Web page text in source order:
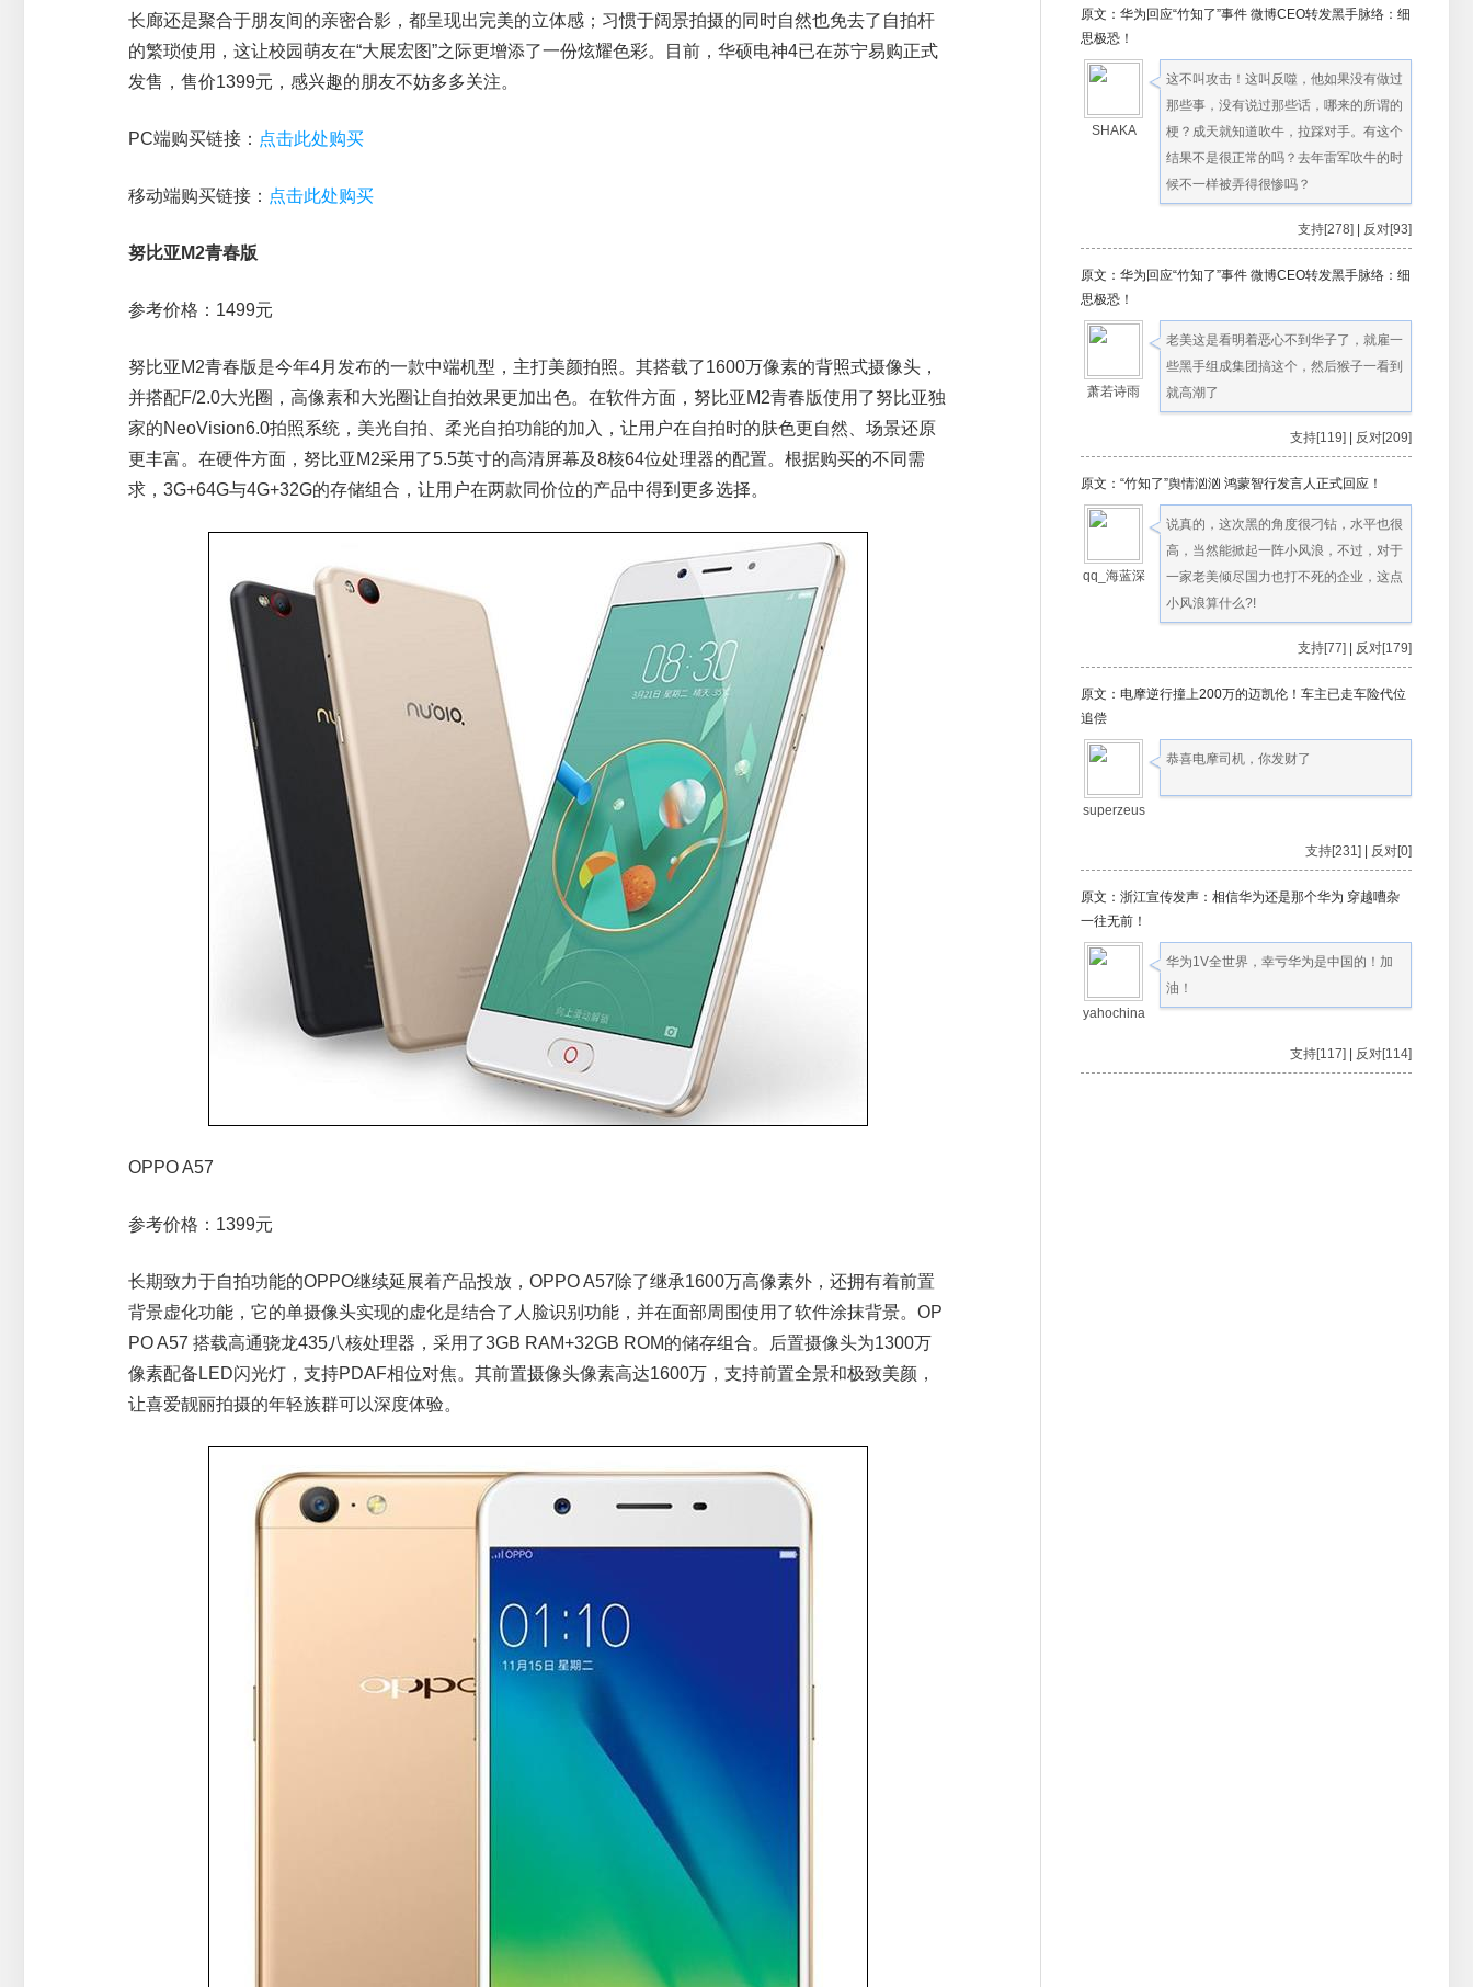
长廊还是聚合于朋友间的亲密合影，都呈现出完美的立体感；习惯于阔景拍摄的同时自然也免去了自拍杆
的繁琐使用，这让校园萌友在“大展宏图”之际更增添了一份炫耀色彩。目前，华硕电神4已在苏宁易购正式
发售，售价1399元，感兴趣的朋友不妨多多关注。
PC端购买链接： 点击此处购买
移动端购买链接： 点击此处购买
努比亚M2青春版
参考价格：1499元
努比亚M2青春版是今年4月发布的一款中端机型，主打美颜拍照。其搭载了1600万像素的背照式摄像头，
并搭配F/2.0大光圈，高像素和大光圈让自拍效果更加出色。在软件方面，努比亚M2青春版使用了努比亚独
家的NeoVision6.0拍照系统，美光自拍、柔光自拍功能的加入，让用户在自拍时的肤色更自然、场景还原
更丰富。在硬件方面，努比亚M2采用了5.5英寸的高清屏幕及8核64位处理器的配置。根据购买的不同需
求，3G+64G与4G+32G的存储组合，让用户在两款同价位的产品中得到更多选择。
OPPO A57
参考价格：1399元
长期致力于自拍功能的OPPO继续延展着产品投放，OPPO A57除了继承1600万高像素外，还拥有着前置
背景虚化功能，它的单摄像头实现的虚化是结合了人脸识别功能，并在面部周围使用了软件涂抹背景。OP
PO A57 搭载高通骁龙435八核处理器，采用了3GB RAM+32GB ROM的储存组合。后置摄像头为1300万
像素配备LED闪光灯，支持PDAF相位对焦。其前置摄像头像素高达1600万，支持前置全景和极致美颜，
让喜爱靓丽拍摄的年轻族群可以深度体验。
原文：华为回应“竹知了”事件 微博CEO转发黑手脉络：细
思极恐！
SHAKA
这不叫攻击！这叫反噬，他如果没有做过
那些事，没有说过那些话，哪来的所谓的
梗？成天就知道吹牛，拉踩对手。有这个
结果不是很正常的吗？去年雷军吹牛的时
候不一样被弄得很惨吗？
支持[278] 反对[93]
原文：华为回应“竹知了”事件 微博CEO转发黑手脉络：细
思极恐！
萧若诗雨
老美这是看明着恶心不到华子了，就雇一
些黑手组成集团搞这个，然后猴子一看到
就高潮了
支持[119] 反对[209]
原文：“竹知了”舆情汹汹 鸿蒙智行发言人正式回应！
qq_海蓝深
说真的，这次黑的角度很刁钻，水平也很
高，当然能掀起一阵小风浪，不过，对于
一家老美倾尽国力也打不死的企业，这点
小风浪算什么?!
支持[77] 反对[179]
原文：电摩逆行撞上200万的迈凯伦！车主已走车险代位
追偿
superzeus
恭喜电摩司机，你发财了
支持[231] 反对[0]
原文：浙江宣传发声：相信华为还是那个华为 穿越嘈杂
一往无前！
yahochina
华为1V全世界，幸亏华为是中国的！加
油！
支持[117] 反对[114]